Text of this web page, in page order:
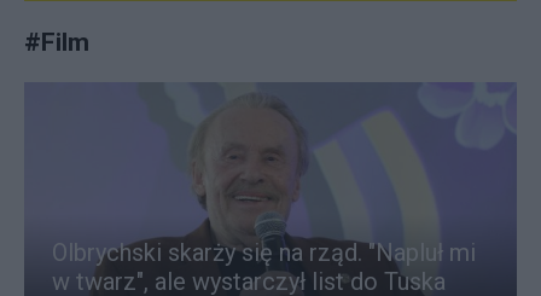
#Film
Olbrychski skarży się na rząd. "Napluł mi
w twarz", ale wystarczył list do Tuska